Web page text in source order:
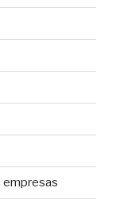
empresas